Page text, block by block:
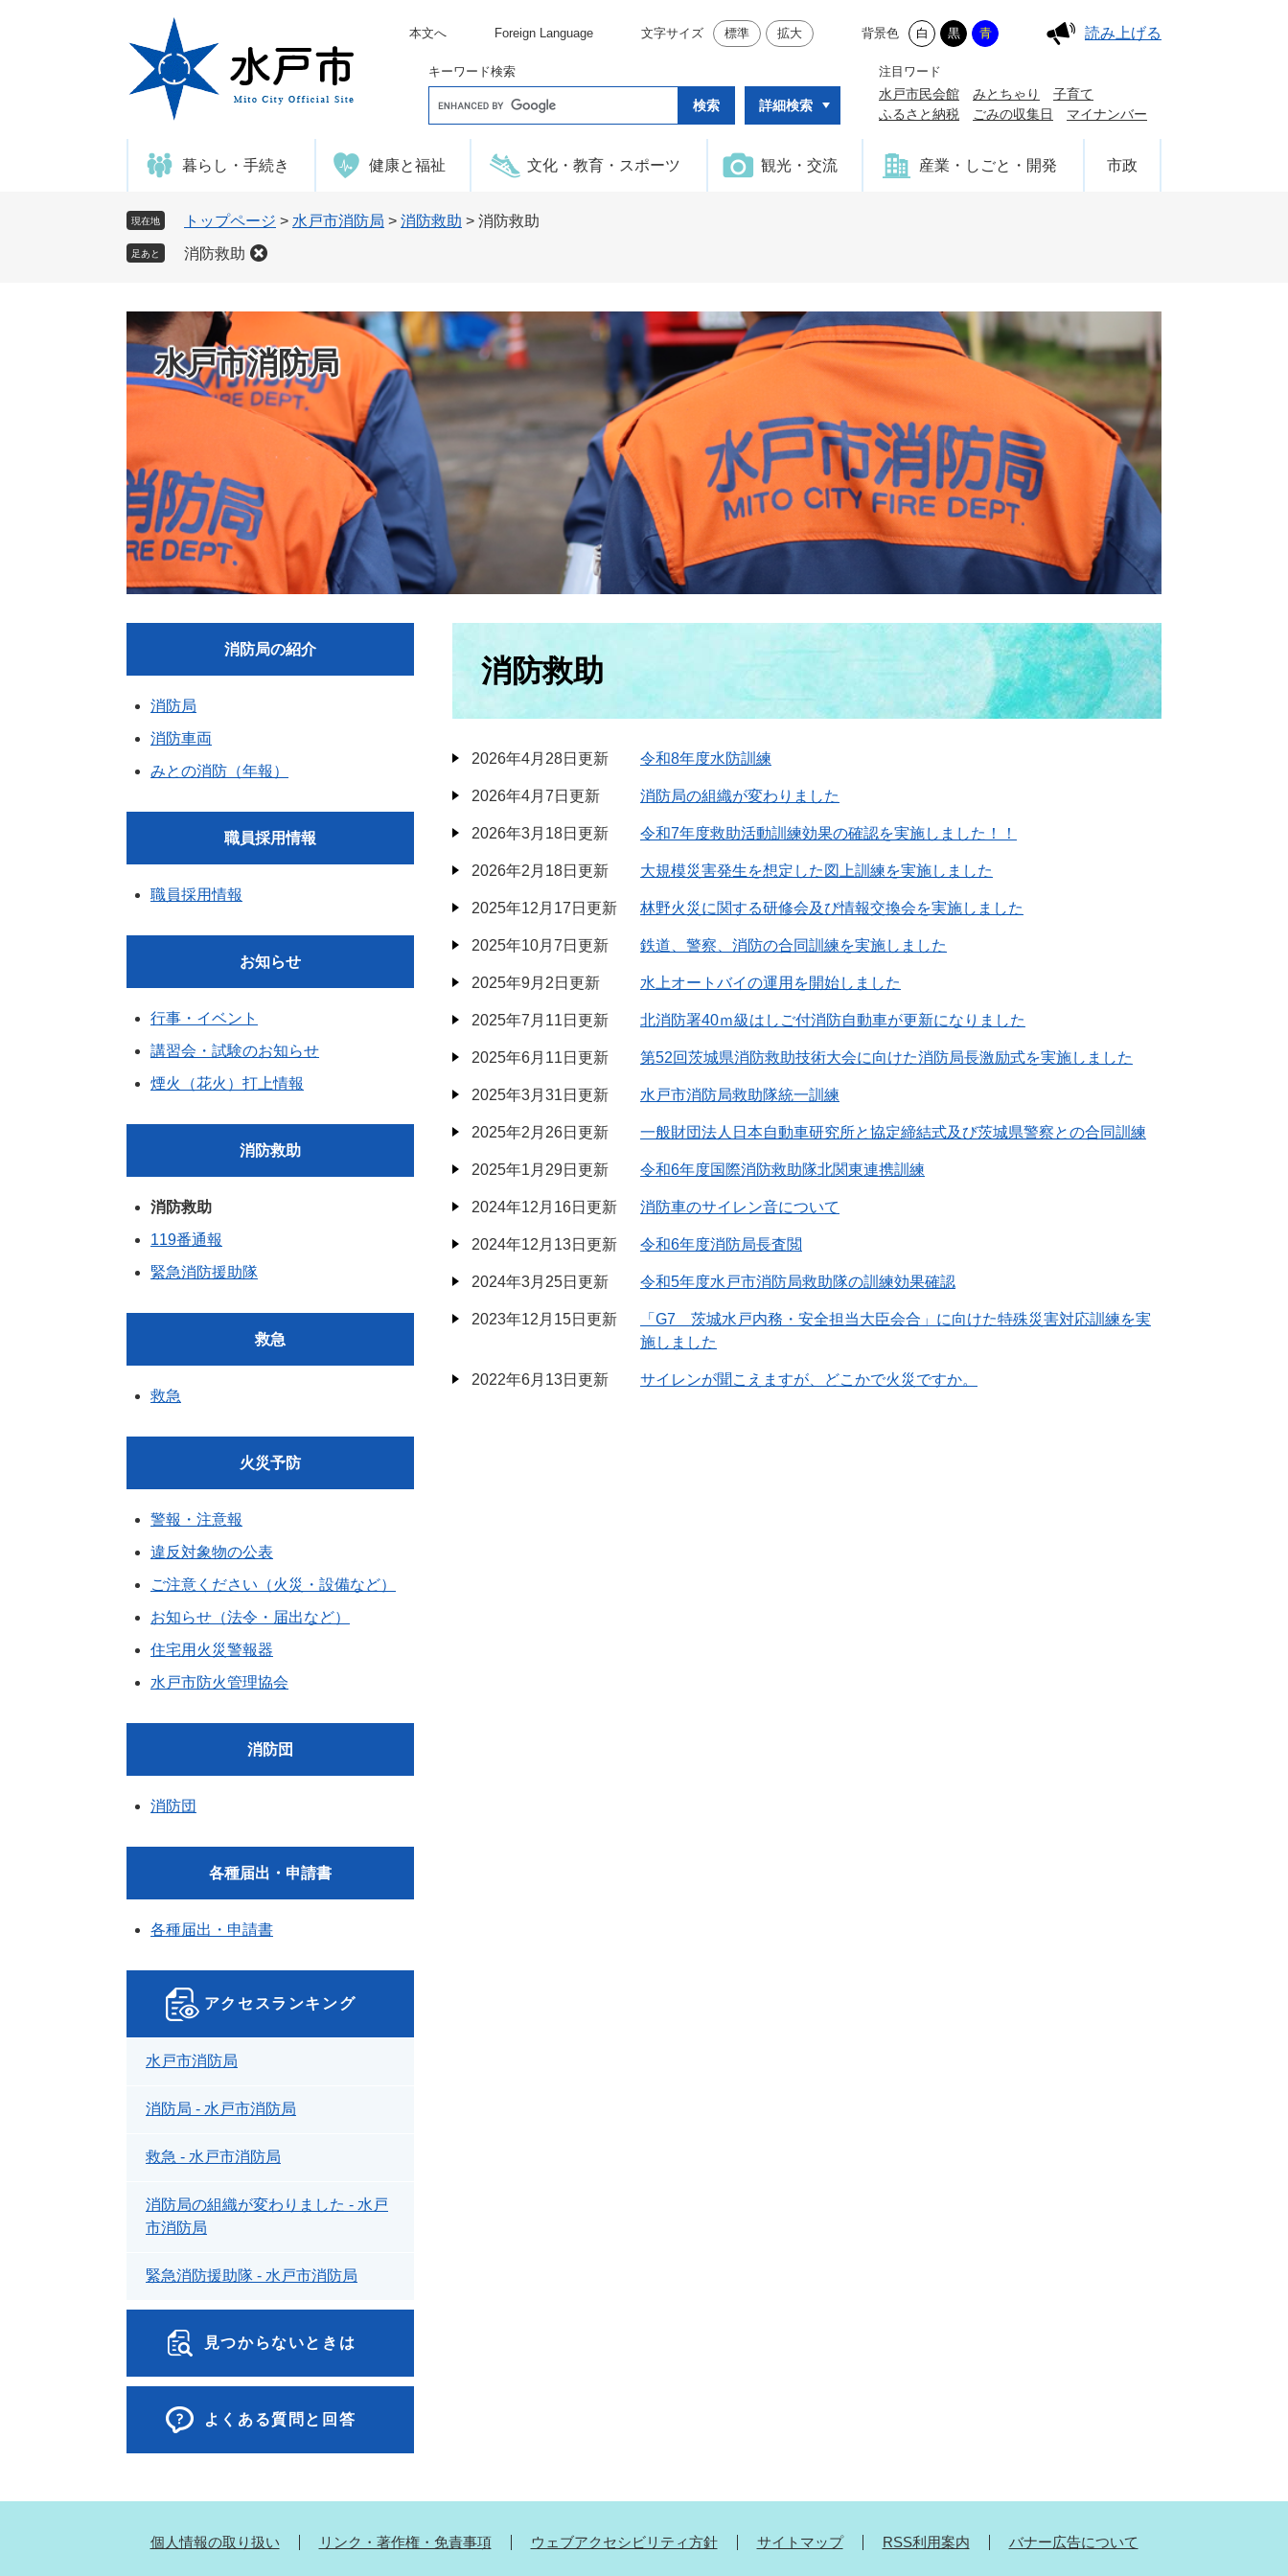
本文へ Foreign Language 文字サイズ 標準 拡大 背景色 白 黒 青 読み上げる
キーワード検索
o
e
タ
ム
詳細検索
注目ワード
水戸市民会館 みとちゃり
子育て
ふるさと納税
ごみの収集日 マイナンバー
暮らし・手続き 健康と福祉 文化・教育・スポーツ 観光・交流 産業・しごと・開発 市政
現在地 トップページ > 水戸市消防局 > 消防救助 > 消防救助
足あと 消防救助
水戸市消防局
消防救助
2026年4月28日更新 令和8年度水防訓練
2026年4月7日更新 消防局の組織が変わりました
2026年3月18日更新 令和7年度救助活動訓練効果の確認を実施しました！！
2026年2月18日更新 大規模災害発生を想定した図上訓練を実施しました
2025年12月17日更新 林野火災に関する研修会及び情報交換会を実施しました
2025年10月7日更新 鉄道、警察、消防の合同訓練を実施しました
2025年9月2日更新 水上オートバイの運用を開始しました
2025年7月11日更新 北消防署40ｍ級はしご付消防自動車が更新になりました
2025年6月11日更新 第52回茨城県消防救助技術大会に向けた消防局長激励式を実施しました
2025年3月31日更新 水戸市消防局救助隊統一訓練
2025年2月26日更新 一般財団法人日本自動車研究所と協定締結式及び茨城県警察との合同訓練
2025年1月29日更新 令和6年度国際消防救助隊北関東連携訓練
2024年12月16日更新 消防車のサイレン音について
2024年12月13日更新 令和6年度消防局長査閲
2024年3月25日更新 令和5年度水戸市消防局救助隊の訓練効果確認
2023年12月15日更新
「G7 茨城水戸内務・安全担当大臣会合」に向けた特殊災害対応訓練を実
施しました
2022年6月13日更新 サイレンが聞こえますが、どこかで火災ですか。
消防局の紹介
消防局
消防車両
みとの消防（年報）
職員採用情報
職員採用情報
お知らせ
行事・イベント
講習会・試験のお知らせ
煙火（花火）打上情報
消防救助
消防救助
119番通報
緊急消防援助隊
救急
救急
火災予防
警報・注意報
違反対象物の公表
ご注意ください（火災・設備など）
お知らせ（法令・届出など）
住宅用火災警報器
水戸市防火管理協会
消防団
消防団
各種届出・申請書
各種届出・申請書
アクセスランキング
水戸市消防局
消防局 - 水戸市消防局
救急 - 水戸市消防局
消防局の組織が変わりました - 水戸
市消防局
緊急消防援助隊 - 水戸市消防局
見つからないときは
よくある質問と回答
個人情報の取り扱い リンク・著作権・免責事項 ウェブアクセシビリティ方針 サイトマップ RSS利用案内 バナー広告について